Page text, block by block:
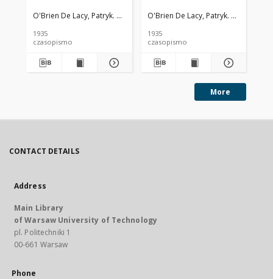
O'Brien De Lacy, Patryk. Red.
1935
czasopismo
O'Brien De Lacy, Patryk. Red.
1935
czasopismo
More
CONTACT DETAILS
Address
Main Library
of Warsaw University of Technology
pl. Politechniki 1
00-661 Warsaw
Phone